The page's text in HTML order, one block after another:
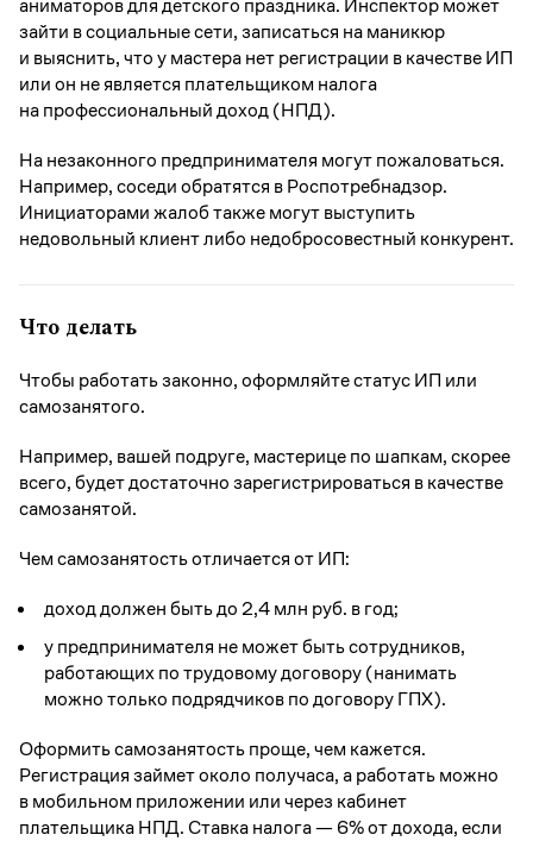
аниматоров для детского праздника. Инспектор может
зайти в социальные сети, записаться на маникюр
и выяснить, что у мастера нет регистрации в качестве ИП
или он не является плательщиком налога
на профессиональный доход (НПД).
На незаконного предпринимателя могут пожаловаться.
Например, соседи обратятся в Роспотребнадзор.
Инициаторами жалоб также могут выступить
недовольный клиент либо недобросовестный конкурент.
Что делать
Чтобы работать законно, оформляйте статус ИП или
самозанятого.
Например, вашей подруге, мастерице по шапкам, скорее
всего, будет достаточно зарегистрироваться в качестве
самозанятой.
Чем самозанятость отличается от ИП:
доход должен быть до 2,4 млн руб. в год;
у предпринимателя не может быть сотрудников,
работающих по трудовому договору (нанимать
можно только подрядчиков по договору ГПХ).
Оформить самозанятость проще, чем кажется.
Регистрация займет около получаса, а работать можно
в мобильном приложении или через кабинет
плательщика НПД. Ставка налога — 6% от дохода, если